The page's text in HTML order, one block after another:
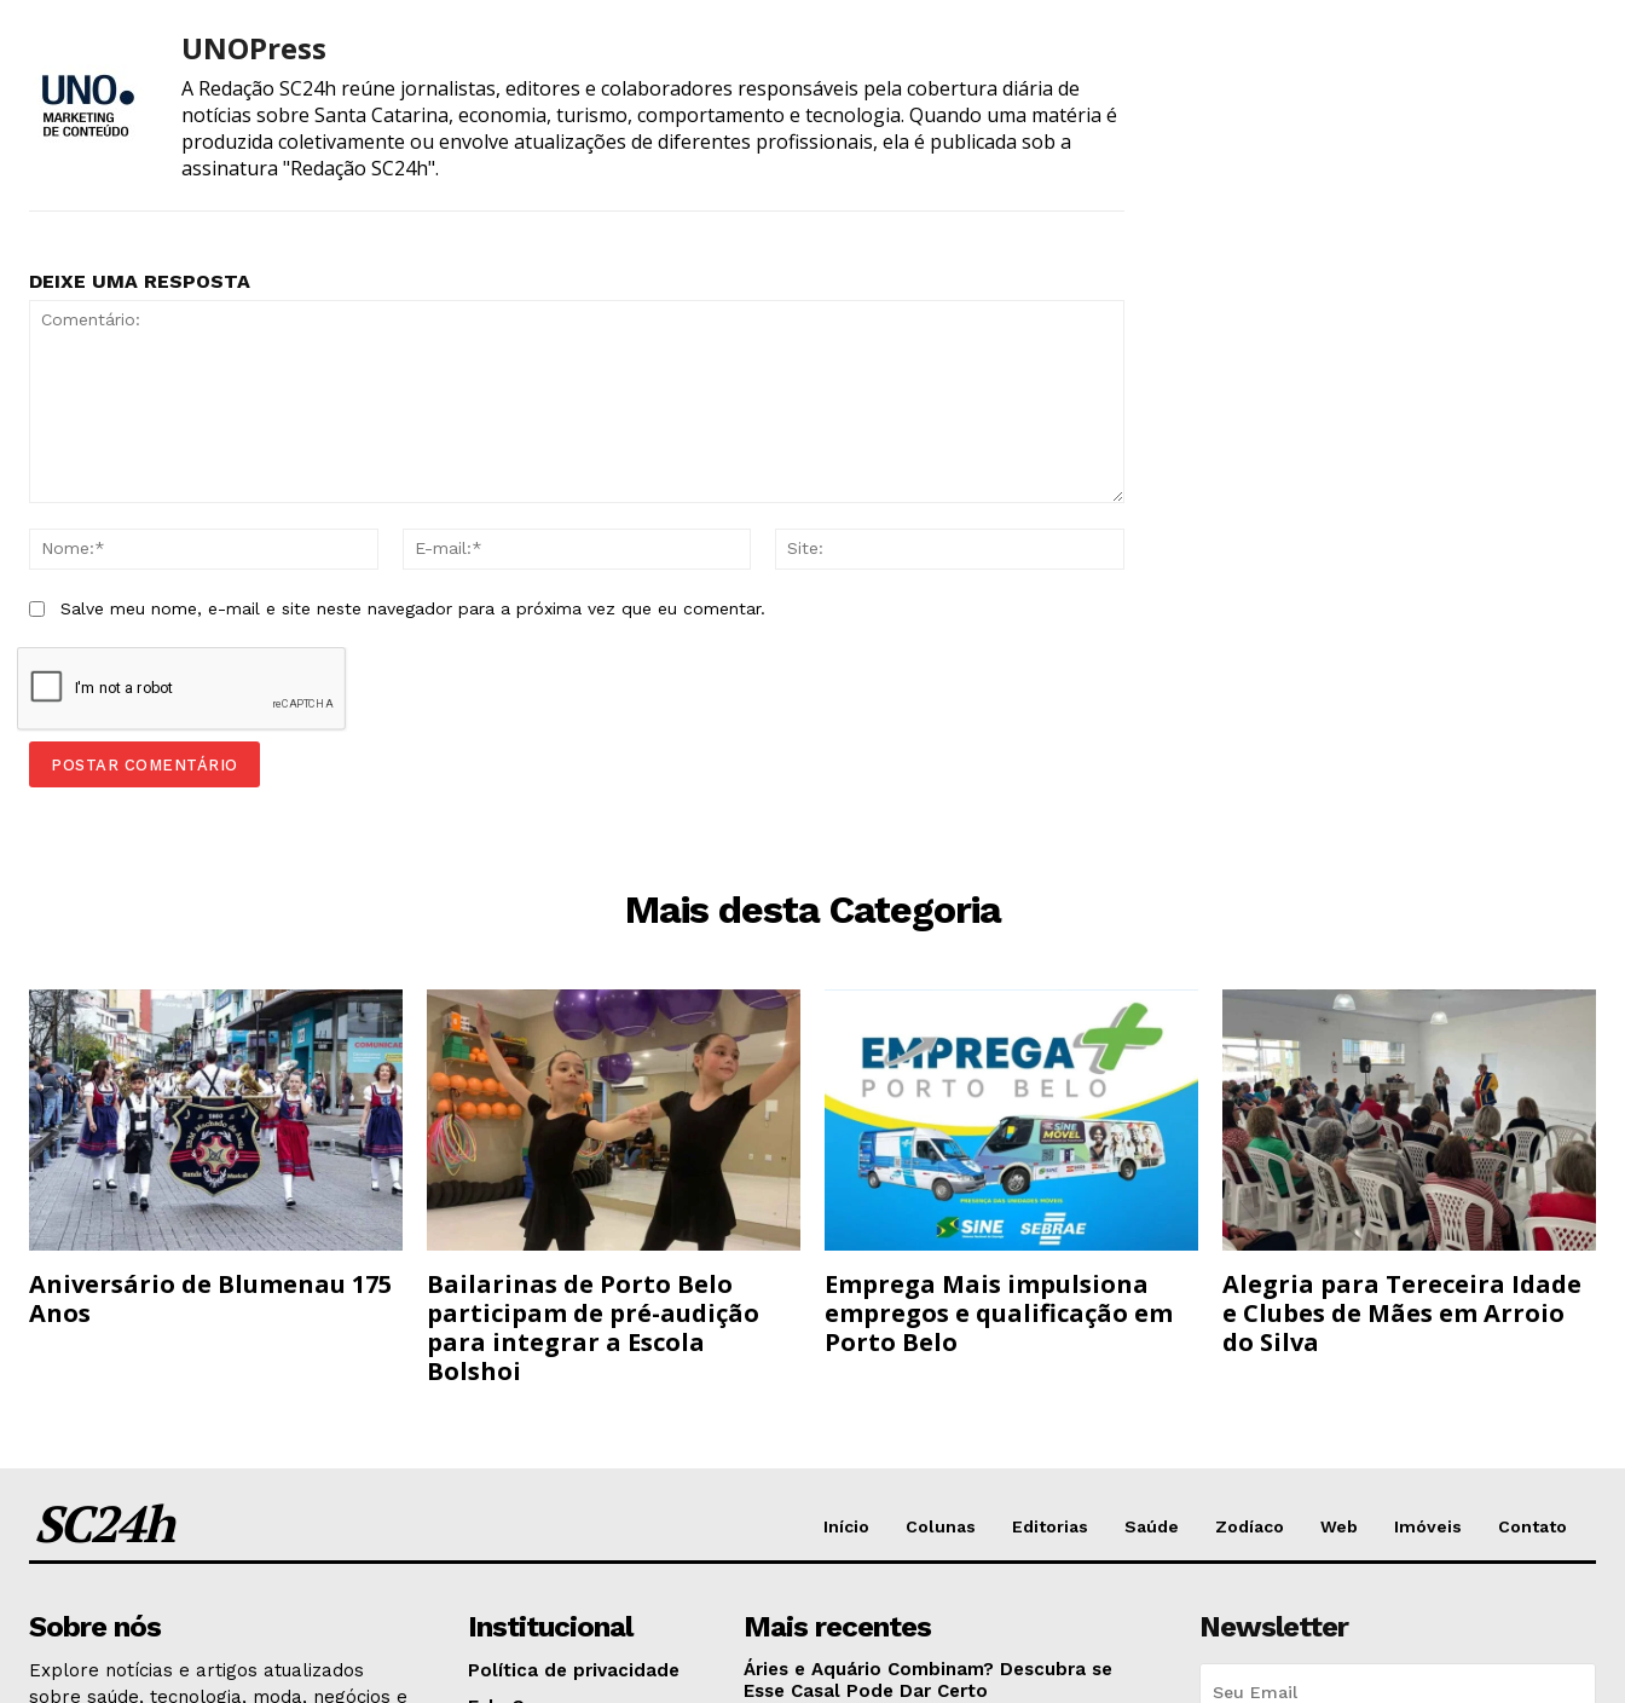
UNOPress
A Redação SC24h reúne jornalistas, editores e colaboradores responsáveis pela cobertura diária de
notícias sobre Santa Catarina, economia, turismo, comportamento e tecnologia. Quando uma matéria é
produzida coletivamente ou envolve atualizações de diferentes profissionais, ela é publicada sob a
assinatura "Redação SC24h".
DEIXE UMA RESPOSTA
Nome:*
Salve meu nome, e-mail e site neste navegador para a próxima vez que eu comentar.
Mais desta Categoria
Aniversário de Blumenau 175
Anos
Bailarinas de Porto Belo
participam de pré-audição
para integrar a Escola
Bolshoi
Emprega Mais impulsiona
empregos e qualificação em
Porto Belo
Alegria para Tereceira Idade
e Clubes de Mães em Arroio
do Silva
SC24h Início Colunas Editorias Saúde Zodíaco Web Imóveis Contato
Sobre nós
Explore notícias e artigos atualizados
sobre saúde, tecnologia, moda, negócios e
Institucional
Política de privacidade
Mais recentes
Áries e Aquário Combinam? Descubra se
Esse Casal Pode Dar Certo
Newsletter